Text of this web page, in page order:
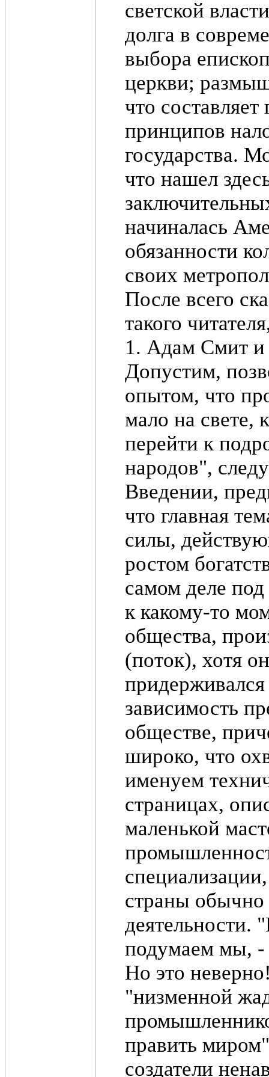
светской
долга в
выбора
церкви;
что
принципов
государства.
что нашел
начиналась
обязанности
своих
После всего
такого
1. Адам Смит
Допустим,
опытом, что
мало на свете,
перейти к
народов",
Введении,
что главная
силы,
ростом
самом деле
к какому-то
общества,
(поток), хотя
зависимость
обществе,
широко, что
именуем
страницах,
маленькой
страны
деятельности.
подумаем мы, -
Но это
"низменной
править
создатели